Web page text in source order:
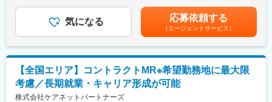
・入社3年目（MR経験者）28歳：642万（月給＋日当＋住宅手
当）
・入社5年目（MR経験者）33歳：712万（月給＋日当＋住宅手
変更の範囲：会社の定める業務
関与しています
・日本においても業界トップシェアを誇り、常時100以上のPJが
ジェクト稼働手当(35,000円)、外勤日当（1日1,500円／外勤3.5時
間以上）■変動賞与制（6月・12月・3月）※平均実績6ヶ月分■イン
センティブ：3月（対象者）賃金はあくまでも目安の金額であり、
選考を通じて上下する可能性があります。月給(月額)は固定手当を
含めた表記です。
気になる 応募依頼する
（エージェントサービス）
【全国エリア】コントラクトMR※希望勤務地に最大限
考慮／長期就業・キャリア形成が可能
株式会社ケアネットパートナーズ